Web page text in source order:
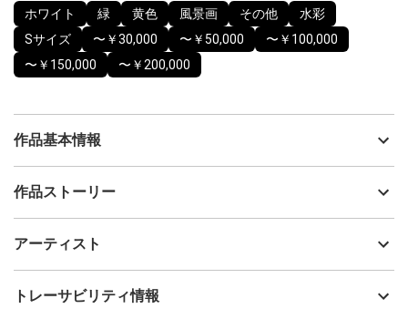
ホワイト 緑 黄色 風景画 その他
水彩
Sサイズ
〜￥30,000 〜￥50,000
〜￥100,000
〜￥150,000
〜￥200,000
作品基本情報
出品者
制作年
水彩
作品ストーリー
には出荷時に新たにエデ ィショナルナンバーを入れます。
アーティスト
島田 豊実
トレーサビリティ情報